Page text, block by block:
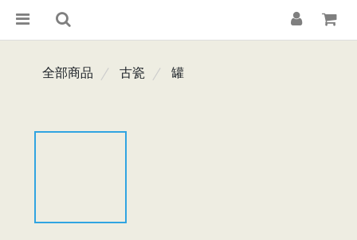
全部商品 古瓷 罐